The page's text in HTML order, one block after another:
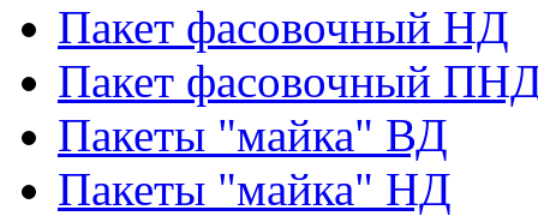
Пакет фасовочный НД
Пакет фасовочный
Пакеты "майка" ВД
Пакеты "майка" НД